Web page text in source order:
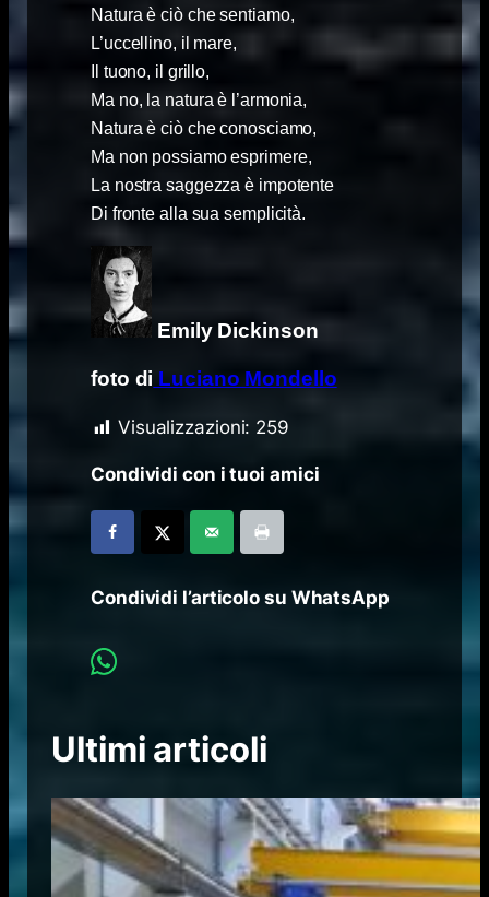
Natura è ciò che sentiamo,
L’uccellino, il mare,
Il tuono, il grillo,
Ma no, la natura è l’armonia,
Natura è ciò che conosciamo,
Ma non possiamo esprimere,
La nostra saggezza è impotente
Di fronte alla sua semplicità.
Emily Dickinson
foto di Luciano Mondello
Visualizzazioni: 259
Condividi con i tuoi amici
Condividi l’articolo su WhatsApp
Ultimi articoli